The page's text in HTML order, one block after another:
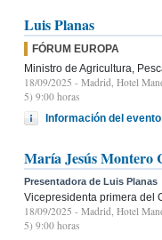
Luis Planas
FÓRUM EUROPA
Ministro de Agricultura,
18/09/2025 - Madrid, Hotel
5) 9:00 horas
Información del evento
María Jesús Montero
Presentadora de Luis Planas
Vicepresidenta primera del
18/09/2025 - Madrid, Hotel
5) 9:00 horas